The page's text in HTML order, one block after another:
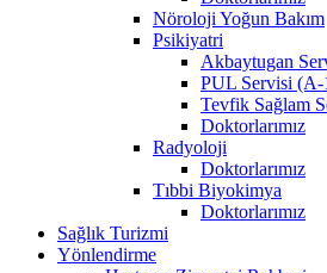
Nöroloji Yoğun Bakım
Psikiyatri
Akbaytugan
PUL Servisi
Tevfik Sağlam
Doktorlarımız
Radyoloji
Doktorlarımız
Tıbbi Biyokimya
Doktorlarımız
Sağlık Turizmi
Yönlendirme